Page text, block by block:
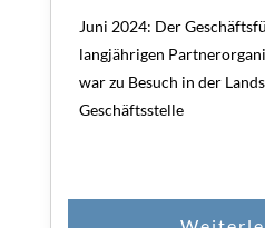
Juni 2024: Der
langjährigen
war zu Besuch in der
Geschäftsstelle